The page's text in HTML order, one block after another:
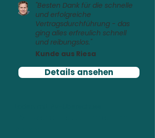
"Besten Dank für die schnelle
und erfolgreiche
Vertragsdurchführung - das
ging alles erfreulich schnell
und reibungslos."
Kunde aus Riesa
Details ansehen